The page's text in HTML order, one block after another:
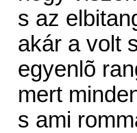
s az
akár a volt
egyenlõ
mert
s ami